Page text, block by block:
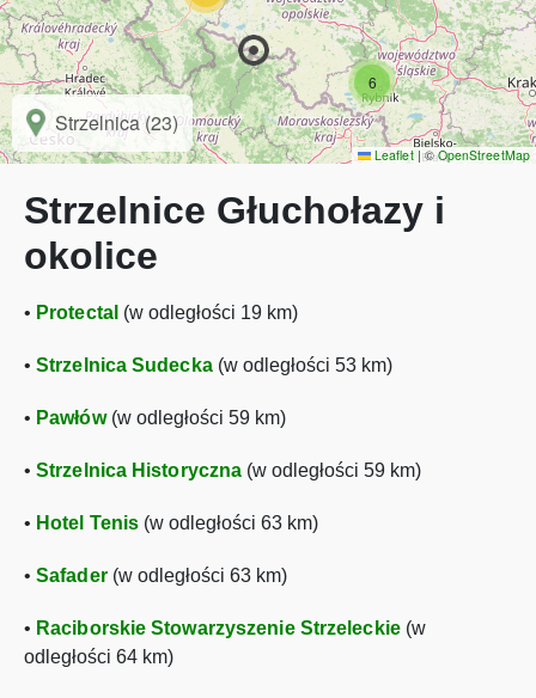
6
Strzelnica (23)
Leaflet |©OpenStreetMap
Strzelnice Głuchołazy i
okolice
• Protectal (w odległości 19 km)
• Strzelnica Sudecka(w odległości 53 km)
• Pawłów(w odległości 59 km)
• Strzelnica Historyczna (w odległości 59 km)
• Hotel Tenis (w odległości 63 km)
• Safader(w odległości 63 km)
• Raciborskie Stowarzyszenie Strzeleckie(w
odległości 64 km)